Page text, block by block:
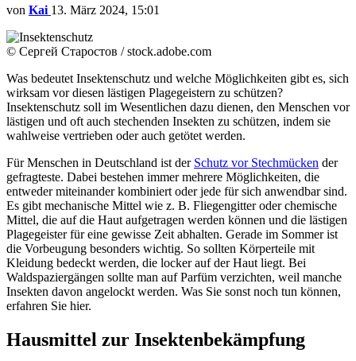
von Kai 13. März 2024, 15:01
© Сергей Старостов / stock.adobe.com
Was bedeutet Insektenschutz und welche Möglichkeiten gibt es, sich
wirksam vor diesen lästigen Plagegeistern zu schützen?
Insektenschutz soll im Wesentlichen dazu dienen, den Menschen vor
lästigen und oft auch stechenden Insekten zu schützen, indem sie
wahlweise vertrieben oder auch getötet werden.
Für Menschen in Deutschland ist der Schutz vor Stechmücken der
gefragteste. Dabei bestehen immer mehrere Möglichkeiten, die
entweder miteinander kombiniert oder jede für sich anwendbar sind.
Es gibt mechanische Mittel wie z. B. Fliegengitter oder chemische
Mittel, die auf die Haut aufgetragen werden können und die lästigen
Plagegeister für eine gewisse Zeit abhalten. Gerade im Sommer ist
die Vorbeugung besonders wichtig. So sollten Körperteile mit
Kleidung bedeckt werden, die locker auf der Haut liegt. Bei
Waldspaziergängen sollte man auf Parfüm verzichten, weil manche
Insekten davon angelockt werden. Was Sie sonst noch tun können,
erfahren Sie hier.
Hausmittel zur Insektenbekämpfung